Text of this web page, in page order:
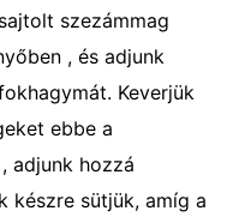
szezámmag
, és adjunk
Keverjük
ebbe a
adjunk hozzá
készre sütjük, amíg a